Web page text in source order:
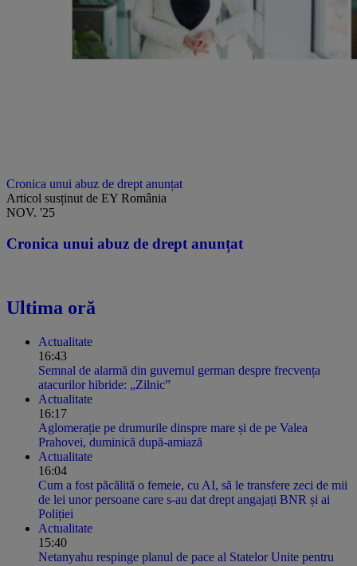
Cronica unui abuz de drept anunțat
Articol susținut de EY România
NOV. '25
Cronica unui abuz de drept anunțat
Ultima oră
Actualitate
16:43
Semnal de alarmă din guvernul german despre frecvența
atacurilor hibride: „Zilnic”
Actualitate
16:17
Aglomerație pe drumurile dinspre mare și de pe Valea
Prahovei, duminică după-amiază
Actualitate
16:04
Cum a fost păcălită o femeie, cu AI, să le transfere zeci de mii
de lei unor persoane care s-au dat drept angajați BNR și ai
Poliției
Actualitate
15:40
Netanyahu respinge planul de pace al Statelor Unite pentru